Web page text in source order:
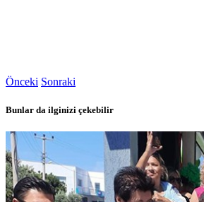
Önceki Sonraki
Bunlar da ilginizi çekebilir